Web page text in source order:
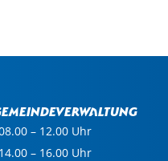
– 12.00 Uhr
14.00 – 16.00 Uhr